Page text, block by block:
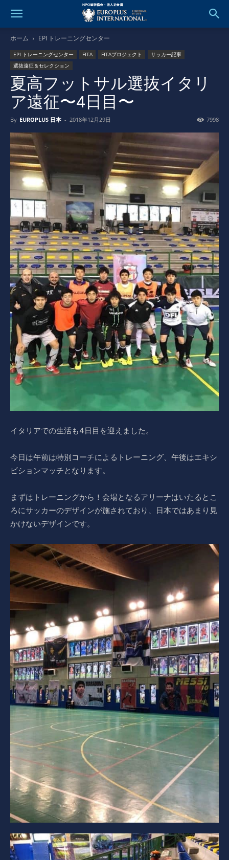
ホーム EPI トレーニングセンター
EPI トレーニングセンター FITA FITAプロジェクト
サッカー記事
選抜遠征＆セレクション
夏高フットサル選抜イタリ
ア遠征〜4日目〜
By EUROPLUS 日本 - 2018年12月29日 7998
イタリアでの生活も4日目を迎えました。
今日は午前は特別コーチによるトレーニング、午後はエキシ
ビションマッチとなります。
まずはトレーニングから！会場となるアリーナはいたるとこ
ろにサッカーのデザインが施されており、日本ではあまり見
かけないデザインです。